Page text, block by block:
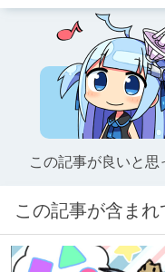
この記事が良いと思
この記事が含ま